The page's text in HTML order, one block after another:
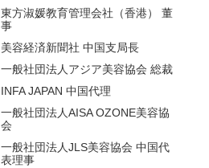
東方淑媛教育管理会社（香港） 董
事
美容経済新聞社 中国支局長
一般社団法人アジア美容協会 総裁
INFA JAPAN 中国代理
一般社団法人AISA OZONE美容協
会
一般社団法人JLS美容協会 中国代
表理事